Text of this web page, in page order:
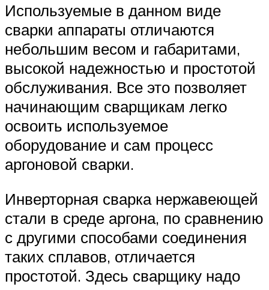
Используемые в данном виде
сварки аппараты отличаются
небольшим весом и габаритами,
высокой надежностью и простотой
обслуживания. Все это позволяет
начинающим сварщикам легко
освоить используемое
оборудование и сам процесс
аргоновой сварки.
Инверторная сварка нержавеющей
стали в среде аргона, по сравнению
с другими способами соединения
таких сплавов, отличается
простотой. Здесь сварщику надо